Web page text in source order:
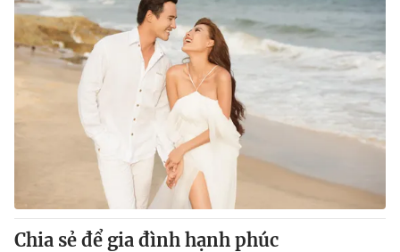
Chia sẻ để gia đình hạnh phúc